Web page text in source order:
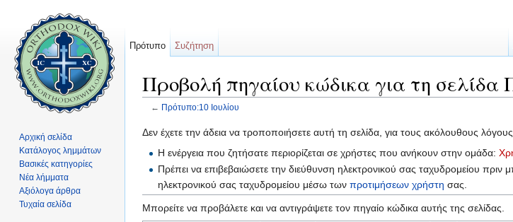
Προβολή πηγαίου κώδικα για τη σελίδα
← Πρότυπο:10 Ιουλίου
Δεν έχετε την άδεια να τροποποιήσετε αυτή τη σελίδα, για τους ακόλουθους
Η ενέργεια που ζητήσατε περιορίζεται σε χρήστες που ανήκουν στην ομάδα:
Πρέπει να επιβεβαιώσετε την διεύθυνση ηλεκτρονικού σας ταχυδρομείου πριν
ηλεκτρονικού σας ταχυδρομείου μέσω τωνπροτιμήσεων χρήστη σας.
Μπορείτε να προβάλετε και να αντιγράψετε τον πηγαίο κώδικα αυτής της σελίδας.
Πρότυπο Συζήτηση
Αρχική σελίδα
Κατάλογος λημμάτων
Βασικές κατηγορίες
Νέα λήμματα
Αξιόλογα άρθρα
Τυχαία σελίδα